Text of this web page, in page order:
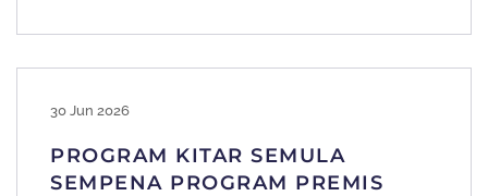
30 Jun 2026
PROGRAM KITAR SEMULA
SEMPENA PROGRAM PREMIS